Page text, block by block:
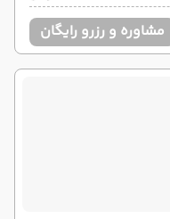
مشاوره و رزرو رایگان